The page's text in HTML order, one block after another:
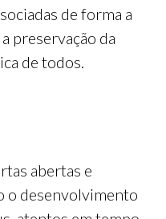
de forma a
preservação da
de todos.
abertas e
o desenvolvimento